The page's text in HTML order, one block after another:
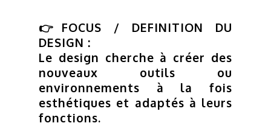
👉FOCUS / DEFINITION DU
DESIGN :
Le design cherche à créer des
nouveaux outils ou
environnements à la fois
esthétiques et adaptés à leurs
fonctions.